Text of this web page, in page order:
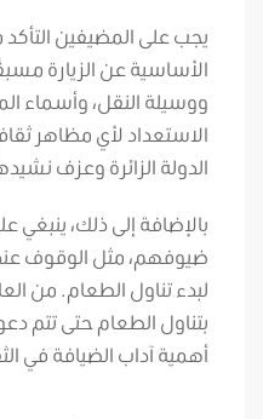
يجب على المضيفين
الأساسية عن الزيارة
ووسيلة النقل، وأسماء
الاستعداد لأي مظاهر
الدولة الزائرة وعزف
بالإضافة إلى ذلك، ينبغي
ضيوفهم، مثل الوقوف
لبدء تناول الطعام. من
بتناول الطعام حتى تتم
أهمية آداب الضيافة في